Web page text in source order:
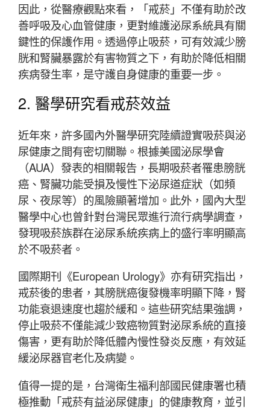
因此，從醫療觀點來看，「戒菸」不僅有助於改
善呼吸及心血管健康，更對維護泌尿系統具有關
鍵性的保護作用。透過停止吸菸，可有效減少膀
胱和腎臟暴露於有害物質之下，有助於降低相關
疾病發生率，是守護自身健康的重要一步。
2. 醫學研究看戒菸效益
近年來，許多國內外醫學研究陸續證實吸菸與泌
尿健康之間有密切關聯。根據美國泌尿學會
（AUA）發表的相關報告，長期吸菸者罹患膀胱
癌、腎臟功能受損及慢性下泌尿道症狀（如頻
尿、夜尿等）的風險顯著增加。此外，國內大型
醫學中心也曾針對台灣民眾進行流行病學調查，
發現吸菸族群在泌尿系統疾病上的盛行率明顯高
於不吸菸者。
國際期刊《European Urology》亦有研究指出，
戒菸後的患者，其膀胱癌復發機率明顯下降，腎
功能衰退速度也趨於緩和。這些研究結果強調，
停止吸菸不僅能減少致癌物質對泌尿系統的直接
傷害，更有助於降低體內慢性發炎反應，有效延
緩泌尿器官老化及病變。
值得一提的是，台灣衛生福利部國民健康署也積
極推動「戒菸有益泌尿健康」的健康教育，並引